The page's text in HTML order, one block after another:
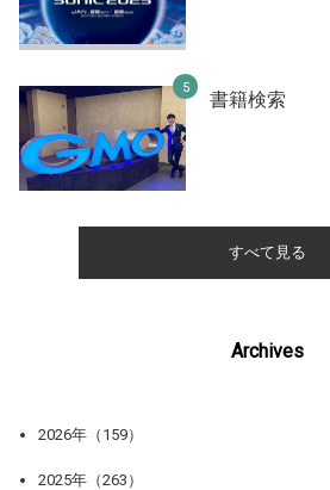
書籍検索
すべて見る
Archives
2026年（159）
2025年（263）